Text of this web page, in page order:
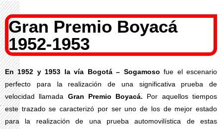
Gran Premio Boyacá
1952-1953
En 1952 y 1953 la vía Bogotá – Sogamoso fue el escenario
perfecto para la realización de una significativa prueba de
velocidad llamada Gran Premio Boyacá. Por aquellos tiempos
este trazado se caracterizó por ser uno de los de mejor estado
para la realización de una prueba automovilística de estas